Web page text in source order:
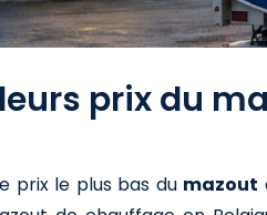
prix du
prix le plus bas du mazout